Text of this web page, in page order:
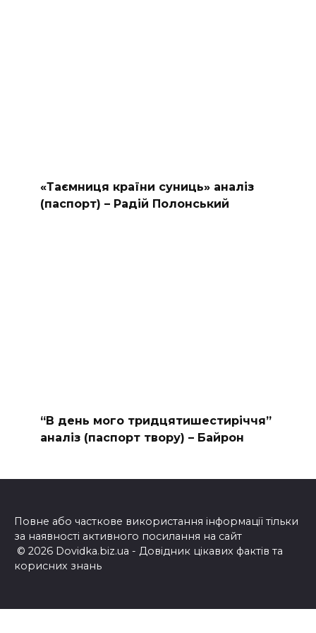
«Таємниця країни суниць» аналіз
(паспорт) – Радій Полонський
“В день мого тридцятишестиріччя”
аналіз (паспорт твору) – Байрон
Повне або часткове використання інформації тільки
за наявності активного посилання на сайт
© 2026 Dovidka.biz.ua - Довідник цікавих фактів та
корисних знань